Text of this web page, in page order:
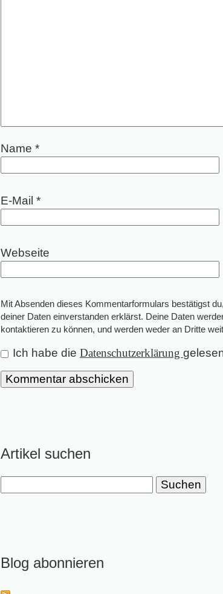
Name *
E-Mail *
Webseite
Mit Absenden dieses Kommentarformulars bestätigst
deiner Daten einverstanden erklärst. Deine Daten
kontaktieren zu können, und werden weder an Dritte
Ich habe die Datenschutzerklärung
Artikel suchen
Blog abonnieren